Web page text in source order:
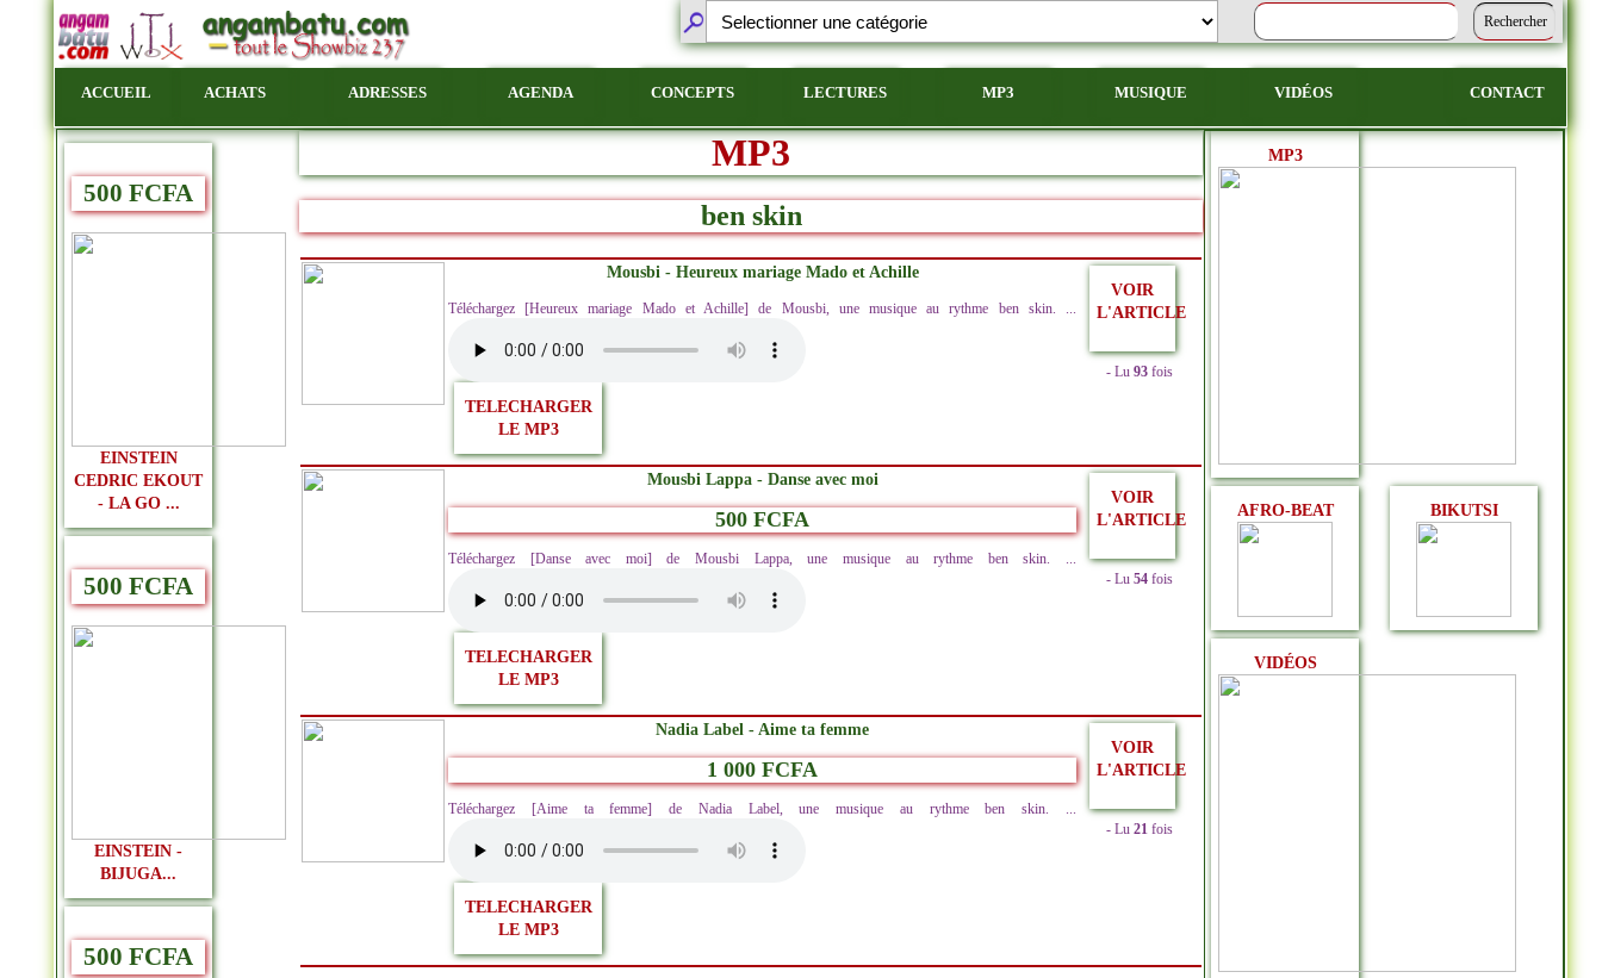
ACCUEIL ACHATS ADRESSES AGENDA CONCEPTS LECTURES MP3 MUSIQUE VIDÉOS CONTACT
500 FCFA
EINSTEIN
CEDRIC EKOUT
- LA GO ...
500 FCFA
EINSTEIN -
BIJUGA...
500 FCFA
MP3
ben skin
Mousbi - Heureux mariage Mado et Achille
Téléchargez [Heureux mariage Mado et Achille] de Mousbi, une musique au rythme ben skin. ...
TELECHARGER
LE MP3
VOIR
L'ARTICLE
- Lu 93 fois
Mousbi Lappa - Danse avec moi
500 FCFA
Téléchargez [Danse avec moi] de Mousbi Lappa, une musique au rythme ben skin. ...
TELECHARGER
LE MP3
VOIR
L'ARTICLE
- Lu 54 fois
Nadia Label - Aime ta femme
1 000 FCFA
Téléchargez [Aime ta femme] de Nadia Label, une musique au rythme ben skin. ...
TELECHARGER
LE MP3
VOIR
L'ARTICLE
- Lu 21 fois
MP3
AFRO-BEAT BIKUTSI
VIDÉOS